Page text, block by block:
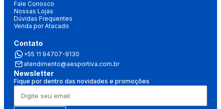
Fale Conosco
Nossas Lojas
Dúvidas Frequentes
Venda por Atacado
Contato
+55 11 94707-9130
atendimento@aesportiva.com.br
Newsletter
Fique por dentro das novidades e promoções